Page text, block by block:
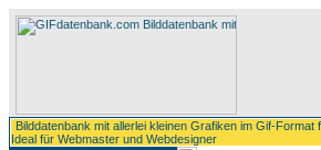
Bilddatenbank mit allerlei kleinen Grafiken im Gif-Format
Ideal für Webmaster und Webdesigner